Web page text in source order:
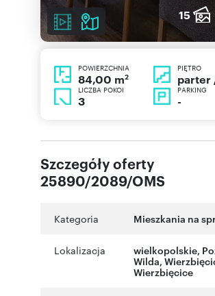
15
POWIERZCHNIA
84,00 m2
PIĘTRO
parter
LICZBA POKOI
3
PARKING
-
Szczegóły oferty
25890/2089/OMS
Kategoria Mieszkania na
Lokalizacja wielkopolskie,
Wilda,
Wierzbięcice